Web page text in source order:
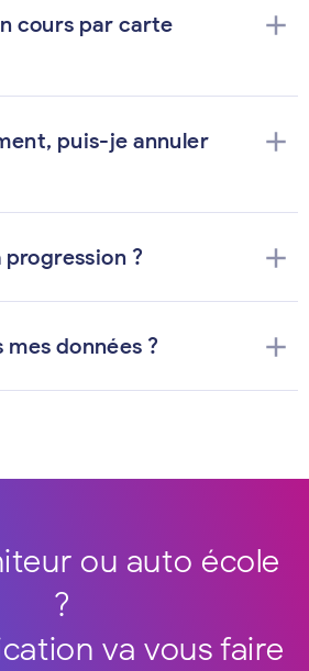
cours par carte
add
puis-je annuler
add
? add
données ? add
ou auto école
?
va vous faire